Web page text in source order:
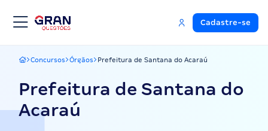
Cadastre-se
Gran Questões
Concursos Órgãos Prefeitura de Santana do Acaraú
Prefeitura de Santana do
Acaraú